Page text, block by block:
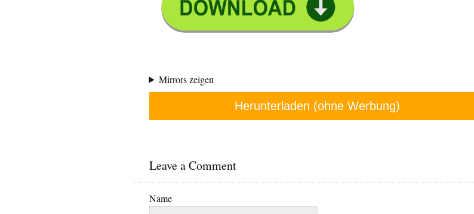
Mirrors zeigen
Herunterladen (ohne Werbung)
Leave a Comment
Name